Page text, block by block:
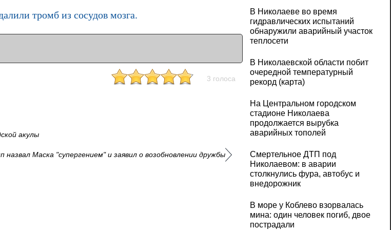
тромб из сосудов мозга.
3 голоса
акулы
назвал Маска "супергением" и заявил о возобновлении дружбы
В Николаеве во время
гидравлических испытаний
обнаружили аварийный участок
теплосети
В Николаевской области побит
очередной температурный
рекорд (карта)
На Центральном городском
стадионе Николаева
продолжается вырубка
аварийных тополей
Смертельное ДТП под
Николаевом: в аварии
столкнулись фура, автобус и
внедорожник
В море у Коблево взорвалась
мина: один человек погиб, двое
пострадали